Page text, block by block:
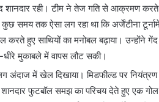
रही। टीम ने तेज गति से आक्रमण करते
समय तक ऐसा लग रहा था कि अर्जेंटीना
हुए साथियों का मनोबल बढ़ाया। उन्होंने
धीरे मुकाबले में वापस लौट सकी।
अंदाज में खेल दिखाया। मिडफील्ड पर नियंत्रण
शानदार फुटबॉल समझ का परिचय देते हुए एक